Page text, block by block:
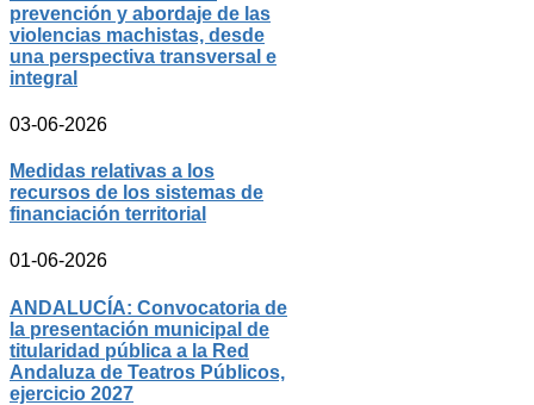
prevención y abordaje de las
violencias machistas, desde
una perspectiva transversal e
integral
03-06-2026
Medidas relativas a los
recursos de los sistemas de
financiación territorial
01-06-2026
ANDALUCÍA: Convocatoria de
la presentación municipal de
titularidad pública a la Red
Andaluza de Teatros Públicos,
ejercicio 2027